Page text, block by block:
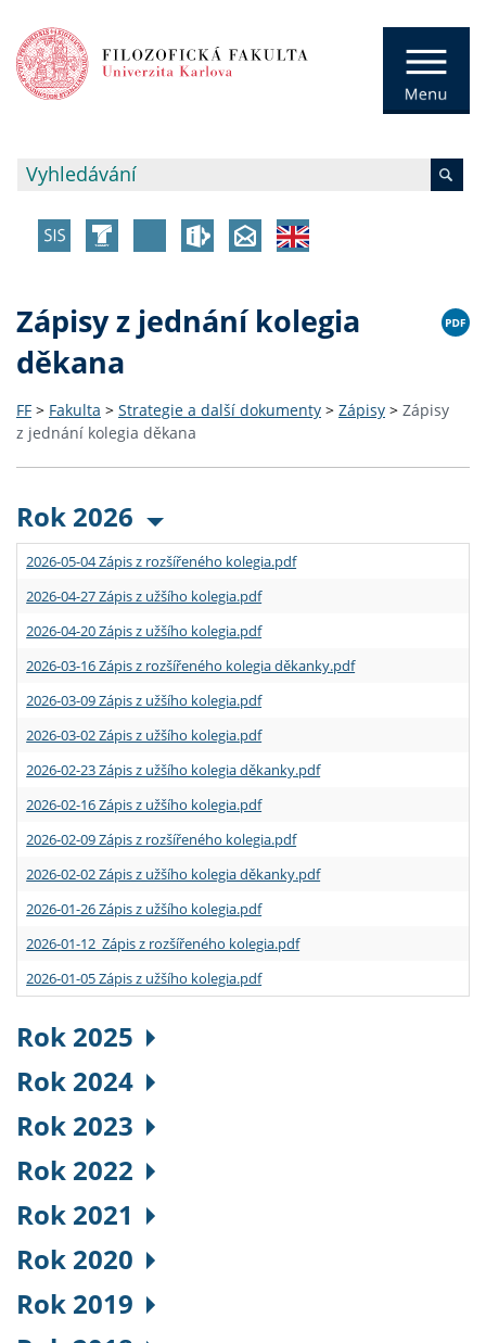
Zápisy z jednání kolegia
děkana
FF > Fakulta > Strategie a další dokumenty > Zápisy > Zápisy
z jednání kolegia děkana
Rok 2026
2026-05-04 Zápis z rozšířeného kolegia.pdf
2026-04-27 Zápis z užšího kolegia.pdf
2026-04-20 Zápis z užšího kolegia.pdf
2026-03-16 Zápis z rozšířeného kolegia děkanky.pdf
2026-03-09 Zápis z užšího kolegia.pdf
2026-03-02 Zápis z užšího kolegia.pdf
2026-02-23 Zápis z užšího kolegia děkanky.pdf
2026-02-16 Zápis z užšího kolegia.pdf
2026-02-09 Zápis z rozšířeného kolegia.pdf
2026-02-02 Zápis z užšího kolegia děkanky.pdf
2026-01-26 Zápis z užšího kolegia.pdf
2026-01-12 Zápis z rozšířeného kolegia.pdf
2026-01-05 Zápis z užšího kolegia.pdf
Rok 2025
Rok 2024
Rok 2023
Rok 2022
Rok 2021
Rok 2020
Rok 2019